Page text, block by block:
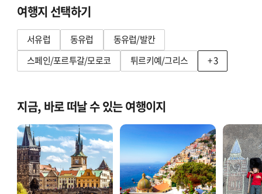
미주/캐나다/중남미
호주/뉴질랜드
인도/네팔/스리랑카
서유럽 4개국 이상
베네룩스(네덜란드/벨기에)
동유럽 4개국 이상
동유럽/발칸
여행지 선택하기
서유럽 동유럽
동유럽/발칸
스페인/포르투갈/모로코
튀르키예/그리스 + 3
지금, 바로 떠날 수 있는 여행이지